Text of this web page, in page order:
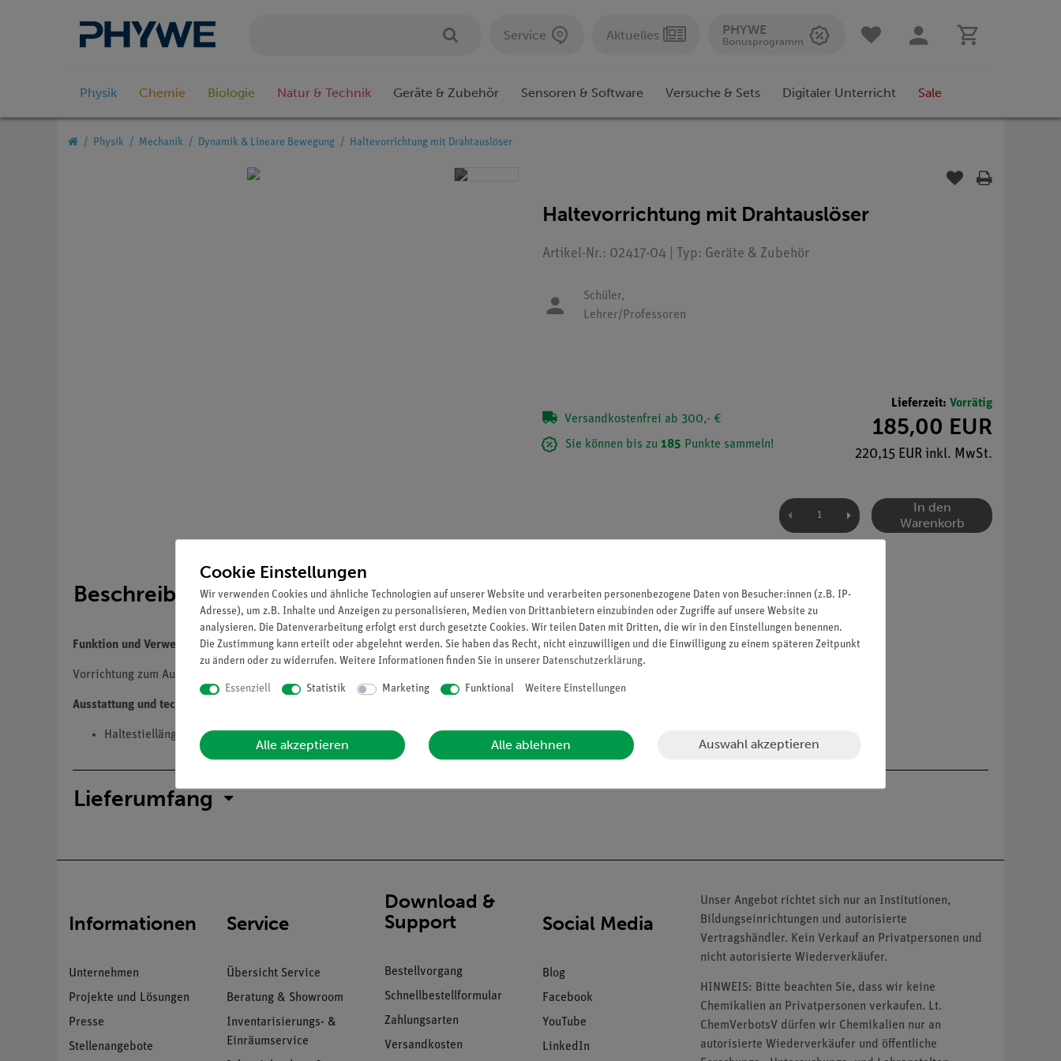
Service Aktuelles PHYWE
Bonusprogramm
Physik Chemie Biologie Natur & Technik Geräte & Zubehör Sensoren & Software Versuche & Sets Digitaler Unterricht Sale
Physik Mechanik Dynamik & Lineare Bewegung Haltevorrichtung mit Drahtauslöser
Haltevorrichtung mit Drahtauslöser
Artikel-Nr.: 02417-04 | Typ: Geräte & Zubehör
Schüler,
Lehrer/Professoren
Versandkostenfrei ab 300,- €
Sie können bis zu 185 Punkte sammeln!
Lieferzeit: Vorrätig
185,00 EUR
220,15 EUR inkl. MwSt.
In den
Warenkorb
Beschreibung
Funktion und Verwendung
Vorrichtung zum Auslösen von Bewegungsvorgängen mit gleichzeitiger Triggerung elektrischer Zählgeräte.
Ausstattung und technische Daten
Haltestiellänge: 300 mm.
Lieferumfang
Informationen
Unternehmen
Projekte und Lösungen
Presse
Stellenangebote
Service
Übersicht Service
Beratung & Showroom
Inventarisierungs- &
Einräumservice
Download &
Support
Bestellvorgang
Schnellbestellformular
Zahlungsarten
Versandkosten
Social Media
Blog
Facebook
YouTube
LinkedIn
Unser Angebot richtet sich nur an Institutionen,
Bildungseinrichtungen und autorisierte
Vertragshändler. Kein Verkauf an Privatpersonen und
nicht autorisierte Wiederverkäufer.
HINWEIS: Bitte beachten Sie, dass wir keine
Chemikalien an Privatpersonen verkaufen. Lt.
ChemVerbotsV dürfen wir Chemikalien nur an
autorisierte Wiederverkäufer und öffentliche
Cookie Einstellungen
Wir verwenden Cookies und ähnliche Technologien auf unserer Website und verarbeiten personenbezogene Daten von Besucher:innen (z.B. IP-
Adresse), um z.B. Inhalte und Anzeigen zu personalisieren, Medien von Drittanbietern einzubinden oder Zugriffe auf unsere Website zu
analysieren. Die Datenverarbeitung erfolgt erst durch gesetzte Cookies. Wir teilen Daten mit Dritten, die wir in den Einstellungen benennen.
Die Zustimmung kann erteilt oder abgelehnt werden. Sie haben das Recht, nicht einzuwilligen und die Einwilligung zu einem späteren Zeitpunkt
zu ändern oder zu widerrufen. Weitere Informationen finden Sie in unserer Daten­schutz­erklärung.
Essenziell Statistik Marketing Funktional Weitere Einstellungen
Alle akzeptieren Alle ablehnen Auswahl akzeptieren